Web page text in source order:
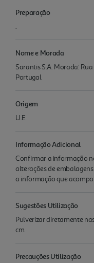
Preparação
.
Nome e Morada
Sarantis S.A. Morada:
Portugal
Origem
U.E
Informação Adicional
Confirmar a informação
alterações de
a informação que
Sugestões Utilização
Pulverizar diretamente
cm.
Precauções Utilização